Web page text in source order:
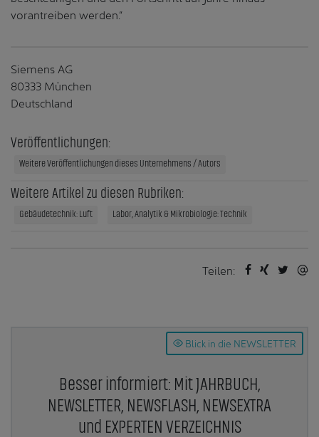
vorantreiben werden.“
Siemens AG
80333 München
Deutschland
Veröffentlichungen:
Weitere Veröffentlichungen dieses Unternehmens / Autors
Weitere Artikel zu diesen Rubriken:
Gebäudetechnik: Luft Labor, Analytik & Mikrobiologie: Technik
Teilen:
Blick in die NEWSLETTER
Besser informiert: Mit JAHRBUCH,
NEWSLETTER, NEWSFLASH, NEWSEXTRA
und EXPERTEN VERZEICHNIS